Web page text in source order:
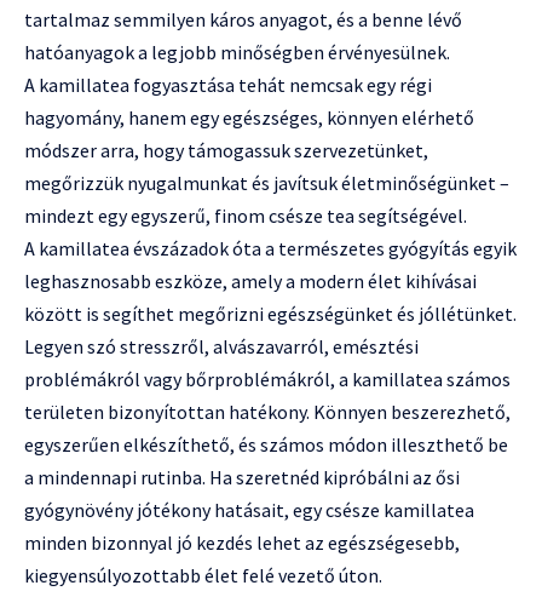
tartalmaz semmilyen káros anyagot, és a benne lévő
hatóanyagok a legjobb minőségben érvényesülnek.
A kamillatea fogyasztása tehát nemcsak egy régi
hagyomány, hanem egy egészséges, könnyen elérhető
módszer arra, hogy támogassuk szervezetünket,
megőrizzük nyugalmunkat és javítsuk életminőségünket –
mindezt egy egyszerű, finom csésze tea segítségével.
A kamillatea évszázadok óta a természetes gyógyítás egyik
leghasznosabb eszköze, amely a modern élet kihívásai
között is segíthet megőrizni egészségünket és jóllétünket.
Legyen szó stresszről, alvászavarról, emésztési
problémákról vagy bőrproblémákról, a kamillatea számos
területen bizonyítottan hatékony. Könnyen beszerezhető,
egyszerűen elkészíthető, és számos módon illeszthető be
a mindennapi rutinba. Ha szeretnéd kipróbálni az ősi
gyógynövény jótékony hatásait, egy csésze kamillatea
minden bizonnyal jó kezdés lehet az egészségesebb,
kiegyensúlyozottabb élet felé vezető úton.